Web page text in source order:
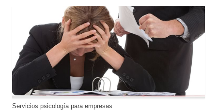
Servicios psicología para empresas